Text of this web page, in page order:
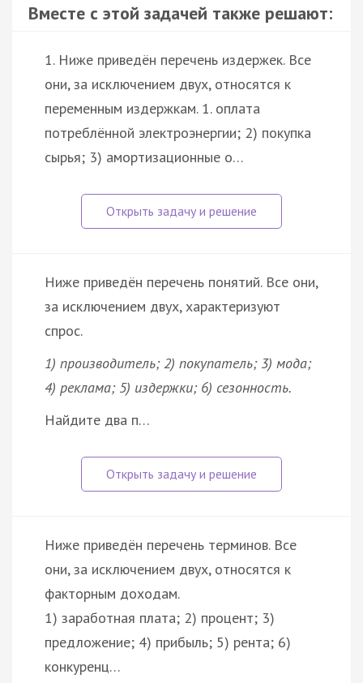
Вместе с этой задачей также решают:
1. Ниже приведён перечень издержек. Все
они, за исключением двух, относятся к
переменным издержкам. 1. оплата
потреблённой электроэнергии; 2) покупка
сырья; 3) амортизационные о…
Ниже приведён перечень понятий. Все они,
за исключением двух, характеризуют
спрос.
1) производитель; 2) покупатель; 3) мода;
4) реклама; 5) издержки; 6) сезонность.
Найдите два п…
Ниже приведён перечень терминов. Все
они, за исключением двух, относятся к
факторным доходам.
1) заработная плата; 2) процент; 3)
предложение; 4) прибыль; 5) рента; 6)
конкуренц…